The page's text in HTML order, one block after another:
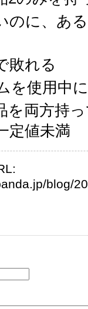
のに、あ
敗れる
を使用中
を両方持
定値未満
blog/